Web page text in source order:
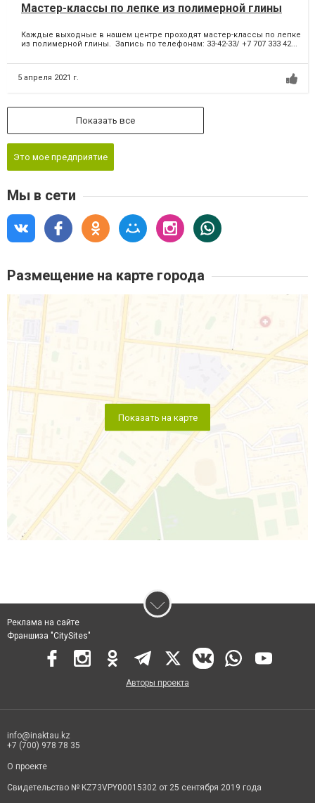
Мастер-классы по лепке из полимерной глины
Каждые выходные в нашем центре проходят мастер-классы по лепке
из полимерной глины. Запись по телефонам: 33-42-33/ +7 707 333 42...
5 апреля 2021 г.
Показать все
Это мое предприятие
Мы в сети
Размещение на карте города
Показать на карте
Реклама на сайте
Франшиза "CitySites"
Авторы проекта
info@inaktau.kz
+7 (700) 978 78 35
О проекте
Свидетельство № KZ73VPY00015302 от 25 сентября 2019 года